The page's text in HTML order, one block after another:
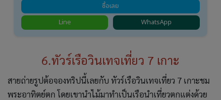
ซื้อเลย
Line
WhatsApp
6.ทัวร์เรือวินเทจเที่ยว 7 เกาะ
สายถ่ายรูปต้อจองทริปนี้เลยกับ ทัวร์เรือวินเทจเที่ยว 7 เกาะชม
พระอาทิตย์ตก โดยเขานำไม้มาทำเป็นเรือนำเที่ยวตกแต่งด้วย